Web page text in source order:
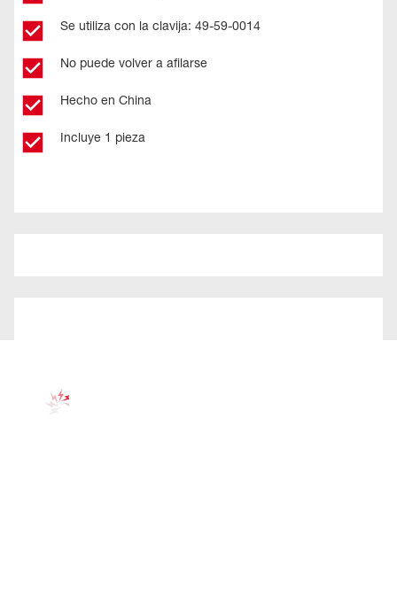
Se utiliza con la clavija: 49-59-0014
No puede volver a afilarse
Hecho en China
Incluye 1 pieza